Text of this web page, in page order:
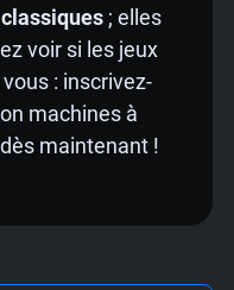
; elles
voir si les jeux
: inscrivez-
machines à
maintenant !